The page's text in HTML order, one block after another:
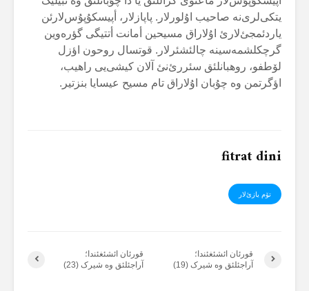
یتکی‌لری‌نە صاحیب اۇلورلار. پاپازلار، أپیسکۇپۇس‌لارئن
یاردئمجئ‌لارئ اۇلاراق مسیحین أمانت أتتیگی گؤرەوین
گرچکلشمەسینە چالئشئرلار. قوتسال روحون اؤزل
لۆطفو، روهبانلئق سئررئ‌نئ آلان کیشی‌یی راهیب،
اؤگرتمن وە چۇبان اۇلاراق تام مسیح عیسایا بنزتیر.
fitrat dini
تۆم یازئ‌لار
قورئان ائشئغئندا؛
آراجئلئق وە شیرک (23)
قورئان ائشئغئندا؛
آراجئلئق وە شیرک (19)